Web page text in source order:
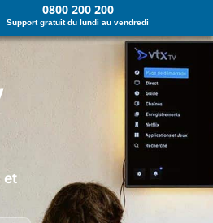
0800 200 200
Support gratuit du lundi au vendredi
et